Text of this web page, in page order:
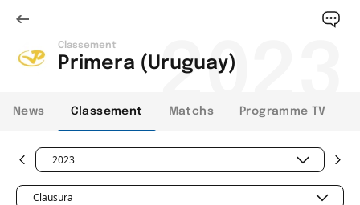
Classement
Primera (Uruguay)
2023
News Classement Matchs Programme TV
2023
Clausura